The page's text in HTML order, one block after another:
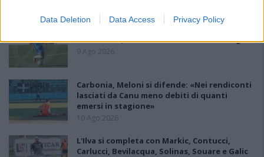
Data Deletion Data Access Privacy Policy
e Bonivardi, nel Macomer l'estro di Di Angelo
9 Ago 2026
Carbonia, Meloni si difende: «Nei rendiconti
lasciati da Canu meno debiti di quanti
emersi in stagione»
10 Ago 2026
L'Ilva si completa con Markic, Contucci,
Carlucci, Bevilacqua, Solinas, Souare e Galic